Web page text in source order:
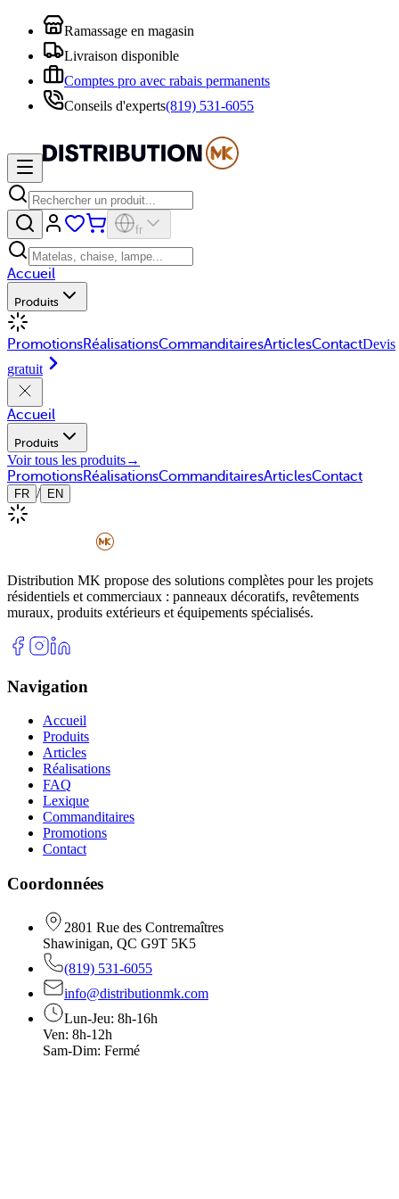
Ramassage en magasin
Livraison disponible
Comptes pro avec rabais permanents
Conseils d'experts(819) 531-6055
fr
Accueil
Produits
PromotionsRéalisationsCommanditairesArticlesContactDevis
gratuit
Accueil
Produits
Voir tous les produits→
PromotionsRéalisationsCommanditairesArticlesContact
FR / EN
Distribution MK propose des solutions complètes pour les projets
résidentiels et commerciaux : panneaux décoratifs, revêtements
muraux, produits extérieurs et équipements spécialisés.
Navigation
Accueil
Produits
Articles
Réalisations
FAQ
Lexique
Commanditaires
Promotions
Contact
Coordonnées
2801 Rue des Contremaîtres
Shawinigan, QC G9T 5K5
(819) 531-6055
info@distributionmk.com
Lun-Jeu: 8h-16h
Ven: 8h-12h
Sam-Dim: Fermé